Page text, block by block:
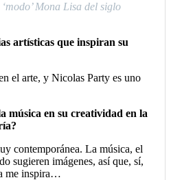
Mona Lisa del siglo
artísticas que inspiran su
el arte, y Nicolas Party es uno
música en su creatividad en la
contemporánea. La música, el
sugieren imágenes, así que, sí,
me inspira…